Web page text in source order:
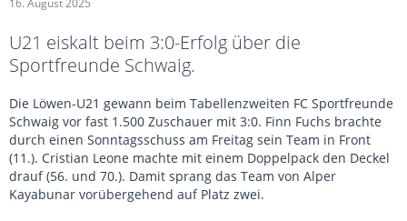
16. August 2025
U21 eiskalt beim 3:0-Erfolg über die
Sportfreunde Schwaig.
Die Löwen-U21 gewann beim Tabellenzweiten FC Sportfreunde
Schwaig vor fast 1.500 Zuschauer mit 3:0. Finn Fuchs brachte
durch einen Sonntagsschuss am Freitag sein Team in Front
(11.). Cristian Leone machte mit einem Doppelpack den Deckel
drauf (56. und 70.). Damit sprang das Team von Alper
Kayabunar vorübergehend auf Platz zwei.